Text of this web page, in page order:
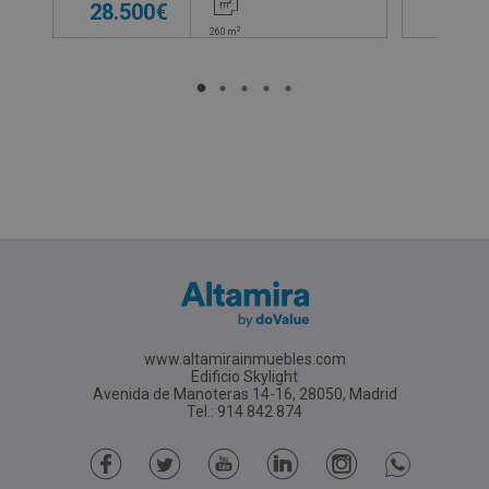
28.500€
260m2
www.altamirainmuebles.com
Edificio Skylight
Avenida de Manoteras 14-16, 28050, Madrid
Tel.: 914 842 874